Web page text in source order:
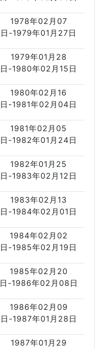
1978年02月07
日-1979年01月27日
1979年01月28
日-1980年02月15日
1980年02月16
日-1981年02月04日
1981年02月05
日-1982年01月24日
1982年01月25
日-1983年02月12日
1983年02月13
日-1984年02月01日
1984年02月02
日-1985年02月19日
1985年02月20
日-1986年02月08日
1986年02月09
日-1987年01月28日
1987年01月29